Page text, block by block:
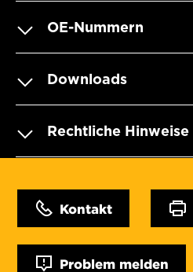
OE-Nummern
Downloads
Rechtliche Hinweise
Kontakt
Problem melden